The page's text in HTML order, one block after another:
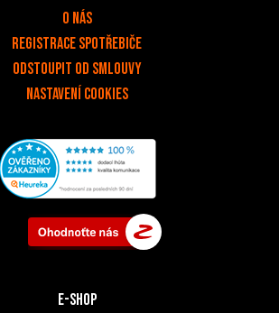
O nás
Registrace spotřebiče
Odstoupit od smlouvy
Nastavení cookies
E-shop